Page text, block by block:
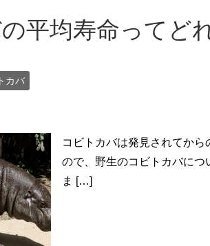
平均寿命ってど
カバ
コビトカバは発見されてか
ので、野生のコビトカバにつ
ま […]